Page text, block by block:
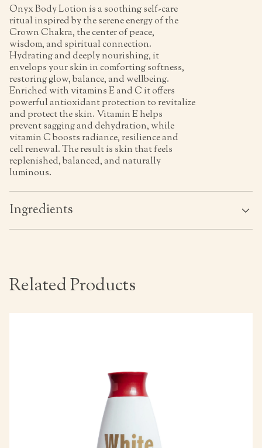
Onyx Body Lotion is a soothing self-care
ritual inspired by the serene energy of the
Crown Chakra, the center of peace,
wisdom, and spiritual connection.
Hydrating and deeply nourishing, it
envelops your skin in comforting softness,
restoring glow, balance, and wellbeing.
Enriched with vitamins E and C it offers
powerful antioxidant protection to revitalize
and protect the skin. Vitamin E helps
prevent sagging and dehydration, while
vitamin C boosts radiance, resilience and
cell renewal. The result is skin that feels
replenished, balanced, and naturally
luminous.
Ingredients
Related Products